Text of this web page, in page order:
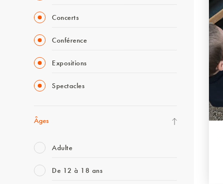
Concerts
Conférence
Expositions
Spectacles
Âges
Adulte
De 12 à 18 ans